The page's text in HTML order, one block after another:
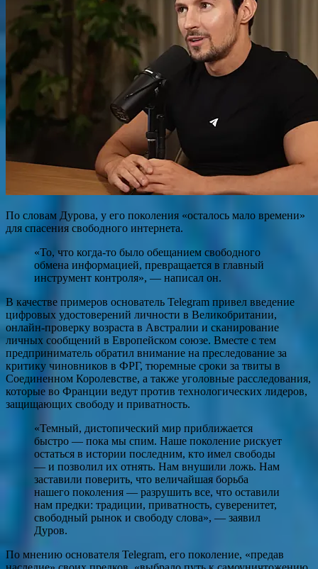
По словам Дурова, у его поколения «осталось мало времени»
для спасения свободного интернета.
«То, что когда-то было обещанием свободного
обмена информацией, превращается в главный
инструмент контроля», — написал он.
В качестве примеров основатель Telegram привел введение
цифровых удостоверений личности в Великобритании,
онлайн-проверку возраста в Австралии и сканирование
личных сообщений в Европейском союзе. Вместе с тем
предприниматель обратил внимание на преследование за
критику чиновников в ФРГ, тюремные сроки за твиты в
Соединенном Королевстве, а также уголовные расследования,
которые во Франции ведут против технологических лидеров,
защищающих свободу и приватность.
«Темный, дистопический мир приближается
быстро — пока мы спим. Наше поколение рискует
остаться в истории последним, кто имел свободы
— и позволил их отнять. Нам внушили ложь. Нам
заставили поверить, что величайшая борьба
нашего поколения — разрушить все, что оставили
нам предки: традиции, приватность, суверенитет,
свободный рынок и свободу слова», — заявил
Дуров.
По мнению основателя Telegram, его поколение, «предав